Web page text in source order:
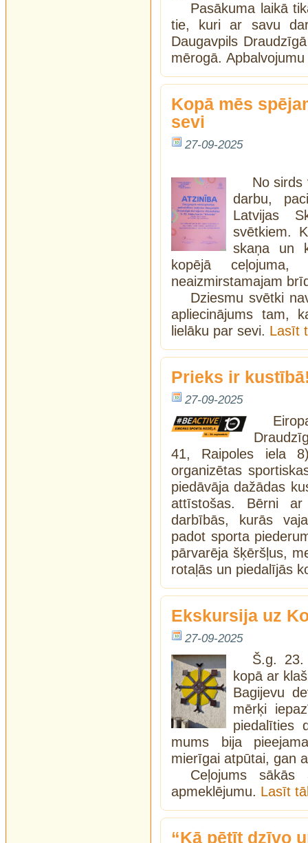
Pasākuma laikā
tie, kuri ar savu
Daugavpils
mērogā.
Kopā mēs
sevi
27-09-2025
No sirds
darbu,
Latvijas
svētkiem.
skaņa un
kopējā
neaizmirstamajam
Dziesmu svētki
apliecinājums tam,
lielāku par sevi. Lasīt
Prieks ir
27-09-2025
41, Raipoles iela
organizētas
piedāvāja dažādas
attīstošas. Bērni
darbībās, kurās
padot sporta
pārvarēja šķēršļus,
rotaļās un piedalījās
Ekskursija uz
27-09-2025
Š.g.
kopā ar
Bagijevu
mērķi
piedalīties
mums bija
mierīgai atpūtai, gan
Ceļojums sākās
apmeklējumu. Lasīt
“Kā pētīt dzīvo